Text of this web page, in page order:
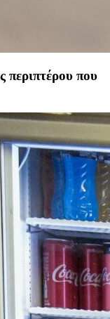
περιπτέρου που